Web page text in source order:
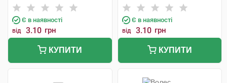
Є в наявності
від 3.10 грн
КУПИТИ
Є в наявності
від 3.10 грн
КУПИТИ